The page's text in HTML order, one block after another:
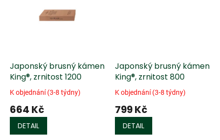
Japonský brusný kámen
King®, zrnitost 1200
K objednání (3-8 týdny)
664 Kč
DETAIL
Japonský brusný kámen
King®, zrnitost 800
K objednání (3-8 týdny)
799 Kč
DETAIL